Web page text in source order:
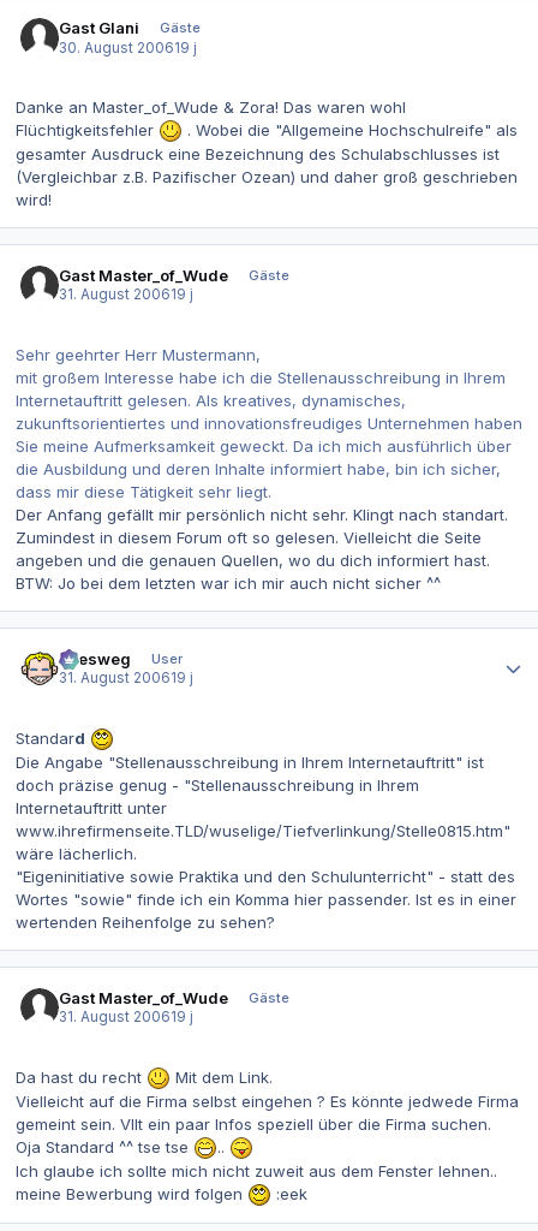
Gast Glani
Gäste
30. August 200619 j
Danke an Master_of_Wude & Zora! Das waren wohl
Flüchtigkeitsfehler
. Wobei die "Allgemeine Hochschulreife" als
gesamter Ausdruck eine Bezeichnung des Schulabschlusses ist
(Vergleichbar z.B. Pazifischer Ozean) und daher groß geschrieben
wird!
Gast Master_of_Wude
Gäste
31. August 200619 j
Sehr geehrter Herr Mustermann,
mit großem Interesse habe ich die Stellenausschreibung in Ihrem
Internetauftritt gelesen. Als kreatives, dynamisches,
zukunftsorientiertes und innovationsfreudiges Unternehmen haben
Sie meine Aufmerksamkeit geweckt. Da ich mich ausführlich über
die Ausbildung und deren Inhalte informiert habe, bin ich sicher,
dass mir diese Tätigkeit sehr liegt.
Der Anfang gefällt mir persönlich nicht sehr. Klingt nach standart.
Zumindest in diesem Forum oft so gelesen. Vielleicht die Seite
angeben und die genauen Quellen, wo du dich informiert hast.
BTW: Jo bei dem letzten war ich mir auch nicht sicher ^^
allesweg
User
31. August 200619 j
Standard
Die Angabe "Stellenausschreibung in Ihrem Internetauftritt" ist
doch präzise genug - "Stellenausschreibung in Ihrem
Internetauftritt unter
www.ihrefirmenseite.TLD/wuselige/Tiefverlinkung/Stelle0815.htm"
wäre lächerlich.
"Eigeninitiative sowie Praktika und den Schulunterricht" - statt des
Wortes "sowie" finde ich ein Komma hier passender. Ist es in einer
wertenden Reihenfolge zu sehen?
Gast Master_of_Wude
Gäste
31. August 200619 j
Da hast du recht
Mit dem Link.
Vielleicht auf die Firma selbst eingehen ? Es könnte jedwede Firma
gemeint sein. Vllt ein paar Infos speziell über die Firma suchen.
Oja Standard ^^ tse tse
..
Ich glaube ich sollte mich nicht zuweit aus dem Fenster lehnen..
meine Bewerbung wird folgen
:eek